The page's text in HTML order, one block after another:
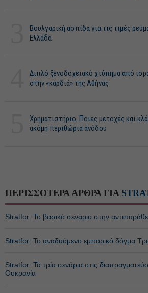
Βουλγαρική ασπίδα για τις τιμές
Ελλάδα
Διπλό ξενοδοχειακό χτύπημα από
στην «καρδιά» της Αθήνας
Χρηματιστήριο: Ποιες μετοχές και
ακόμη περιθώρια ανόδου
ΠΕΡΙΣΣΟΤΕΡΑ ΑΡΘΡΑ ΓΙΑ
Stratfor: Το βασικό σενάριο στην
Stratfor: Το αναδυόμενο εμπορικό δόγμα
Stratfor: Τα τρία σενάρια στις
Ουκρανία